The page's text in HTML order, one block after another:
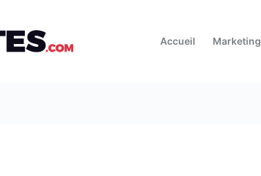
Accueil
Marketing